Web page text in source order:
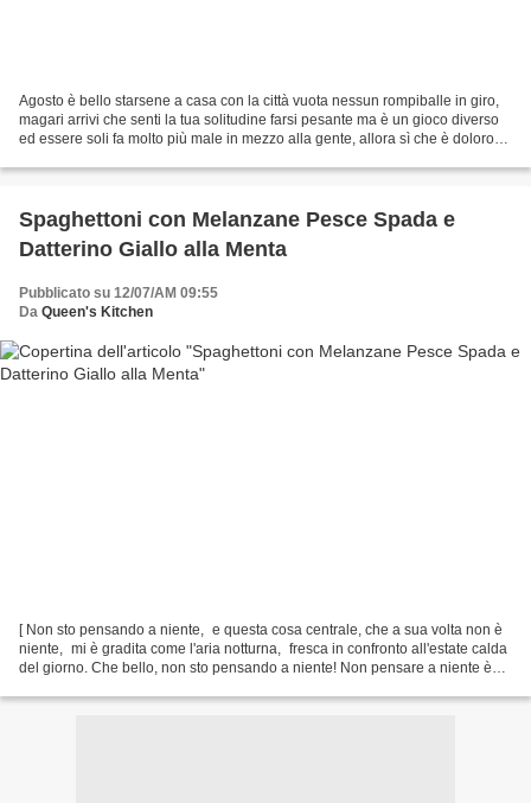
Agosto è bello starsene a casa con la città vuota nessun rompiballe in giro,
magari arrivi che senti la tua solitudine farsi pesante ma è un gioco diverso
ed essere soli fa molto più male in mezzo alla gente, allora sì che è doloroso
Spaghettoni con Melanzane Pesce Spada e
Datterino Giallo alla Menta
Pubblicato su 12/07/AM 09:55
Da Queen's Kitchen
[ Non sto pensando a niente, e questa cosa centrale, che a sua volta non è
niente, mi è gradita come l'aria notturna, fresca in confronto all'estate calda
del giorno. Che bello, non sto pensando a niente! Non pensare a niente è